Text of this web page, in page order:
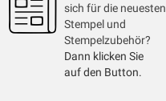
sich für die neuesten
Stempel und
Stempelzubehör?
Dann klicken Sie
auf den Button.